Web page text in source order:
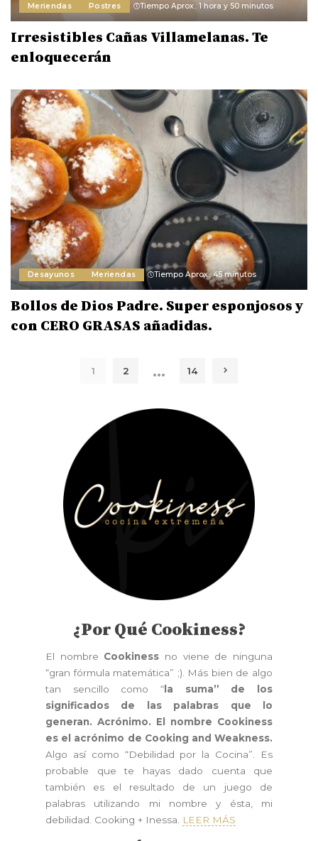
Meriendas Postres Tiempo Aprox.: 1 hora y 50 minutos
Irresistibles Cañas Villamelanas. Te
enloquecerán
Desayunos Meriendas Tiempo Aprox.: 45 minutos
Bollos de Dios Padre. Super esponjosos y
con CERO GRASAS añadidas.
1 2 … 14
¿Por Qué Cookiness?
El nombre Cookiness no viene de ninguna
“gran fórmula matemática” ;). Más bien de algo
tan sencillo como “ la suma” de los
significados de las palabras que lo
generan. Acrónimo. El nombre Cookiness
es el acrónimo de Cooking and Weakness.
Algo así como “Debilidad por la Cocina”. Es
probable que te hayas dado cuenta que
también es el resultado de un juego de
palabras utilizando mi nombre y ésta, mi
debilidad. Cooking + Inessa.
LEER MÁS